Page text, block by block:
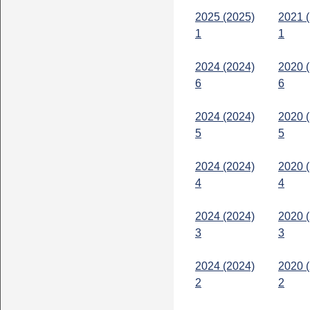
2025 (2025)
1
2024 (2024)
6
2024 (2024)
5
2024 (2024)
4
2024 (2024)
3
2024 (2024)
2
2021
1
2020
6
2020
5
2020
4
2020
3
2020
2